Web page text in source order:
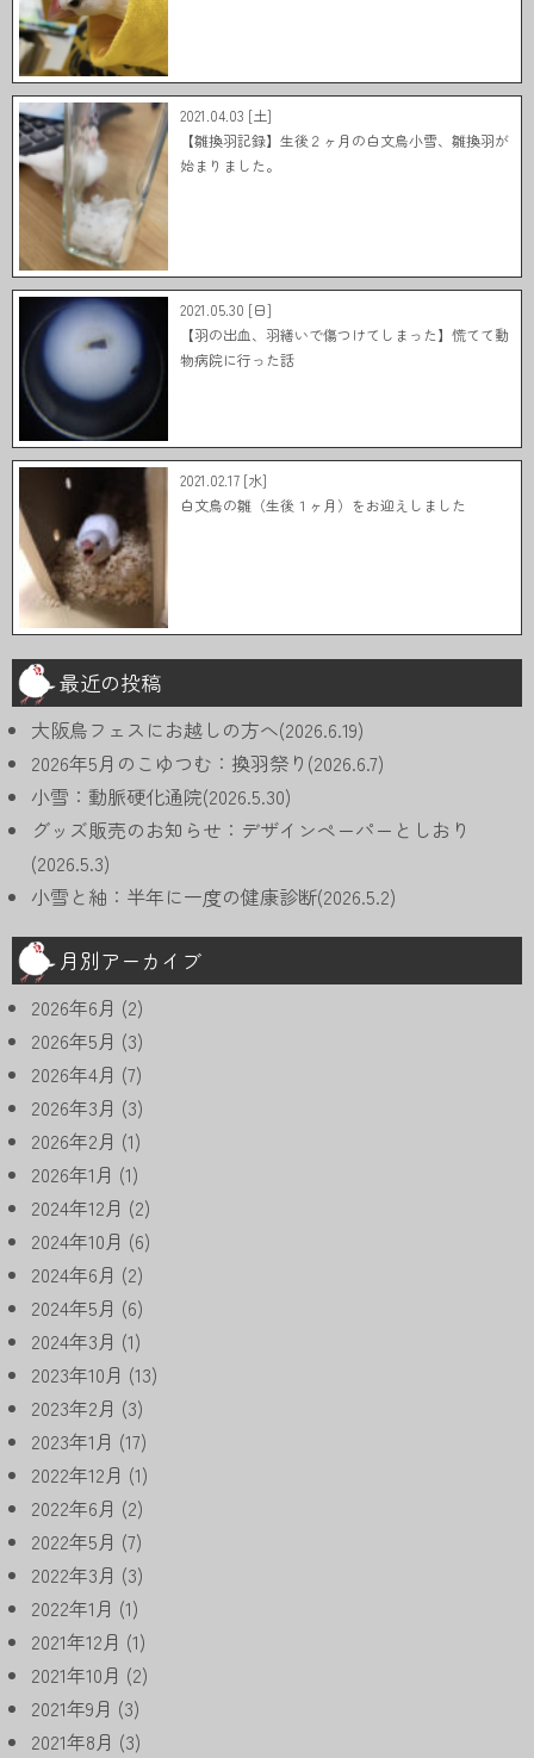
2021.04.03 [土]
【雛換羽記録】生後２ヶ月の白文鳥小雪、雛換羽が
始まりました。
2021.05.30 [日]
【羽の出血、羽繕いで傷つけてしまった】慌てて動
物病院に行った話
2021.02.17 [水]
白文鳥の雛（生後１ヶ月）をお迎えしました
最近の投稿
大阪鳥フェスにお越しの方へ(2026.6.19)
2026年5月のこゆつむ：換羽祭り(2026.6.7)
小雪：動脈硬化通院(2026.5.30)
グッズ販売のお知らせ：デザインペーパーとしおり
(2026.5.3)
小雪と紬：半年に一度の健康診断(2026.5.2)
月別アーカイブ
2026年6月 (2)
2026年5月 (3)
2026年4月 (7)
2026年3月 (3)
2026年2月 (1)
2026年1月 (1)
2024年12月 (2)
2024年10月 (6)
2024年6月 (2)
2024年5月 (6)
2024年3月 (1)
2023年10月 (13)
2023年2月 (3)
2023年1月 (17)
2022年12月 (1)
2022年6月 (2)
2022年5月 (7)
2022年3月 (3)
2022年1月 (1)
2021年12月 (1)
2021年10月 (2)
2021年9月 (3)
2021年8月 (3)